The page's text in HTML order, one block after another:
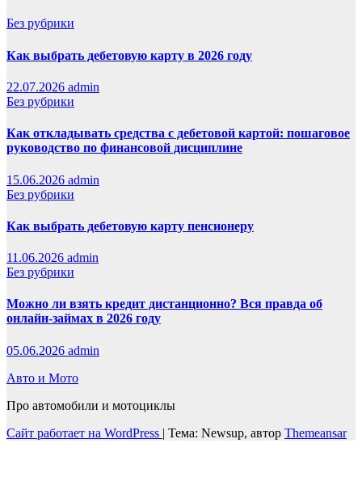
Без рубрики
Как выбрать дебетовую карту в 2026 году
22.07.2026 admin
Без рубрики
Как откладывать средства с дебетовой картой: пошаговое
руководство по финансовой дисциплине
15.06.2026 admin
Без рубрики
Как выбрать дебетовую карту пенсионеру
11.06.2026 admin
Без рубрики
Можно ли взять кредит дистанционно? Вся правда об
онлайн-займах в 2026 году
05.06.2026 admin
Авто и Мото
Про автомобили и мотоциклы
Сайт работает на WordPress | Тема: Newsup, автор Themeansar